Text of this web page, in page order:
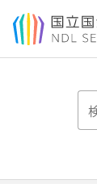
本文へ移動